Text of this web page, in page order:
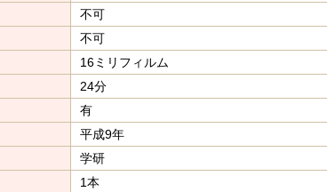
不可
不可
16ミリフィルム
24分
有
平成9年
学研
1本